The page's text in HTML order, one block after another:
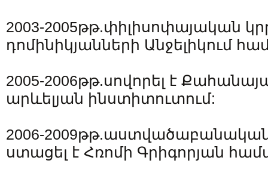
2003-2005թթ.փիլիսոփայական
դոմինիկյանների Անջելիկում
2005-2006թթ.սովորել է
արևելյան ինստիտուտում:
2006-2009թթ.աստվածաբանական
ստացել է Հռոմի Գրիգորյան